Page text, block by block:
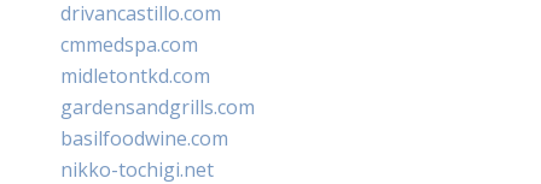
drivancastillo.com
cmmedspa.com
midletontkd.com
gardensandgrills.com
basilfoodwine.com
nikko-tochigi.net